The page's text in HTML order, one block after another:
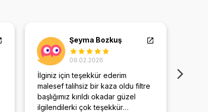
Şeyma Bozkuş
09.02.2026
İlginiz için teşekkür ederim
malesef talihsiz bir kaza oldu filtre
başlığımız kırıldı okadar güzel
ilgilendilerki çok teşekkür